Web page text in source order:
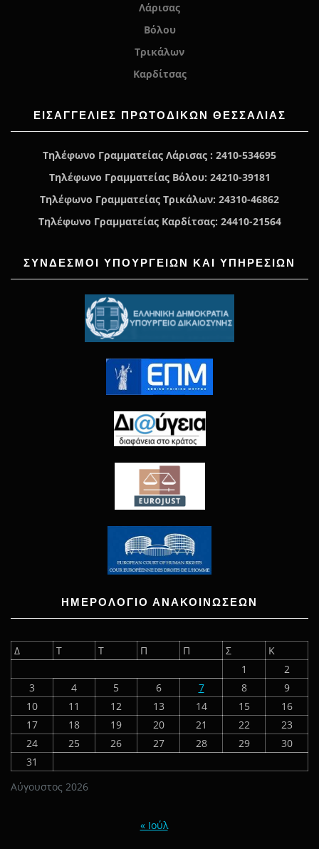
Λάρισας
Βόλου
Τρικάλων
Καρδίτσας
ΕΙΣΑΓΓΕΛΊΕΣ ΠΡΩΤΟΔΙΚΏΝ ΘΕΣΣΑΛΙΑΣ
Τηλέφωνο Γραμματείας Λάρισας : 2410-534695
Τηλέφωνο Γραμματείας Βόλου: 24210-39181
Τηλέφωνο Γραμματείας Τρικάλων: 24310-46862
Τηλέφωνο Γραμματείας Καρδίτσας: 24410-21564
ΣΥΝΔΕΣΜΟΙ ΥΠΟΥΡΓΕΙΩΝ ΚΑΙ ΥΠΗΡΕΣΙΩΝ
ΗΜΕΡΟΛΟΓΙΟ ΑΝΑΚΟΙΝΩΣΕΩΝ
Αύγουστος 2026
Δ Τ Τ Π Π Σ
Κ
1
2
3
4 5 6 7 8
9
10
11 12 13 14 15
16
17
18 19 20 21 22
23
24
25 26 27 28 29
30
31
« Ιούλ